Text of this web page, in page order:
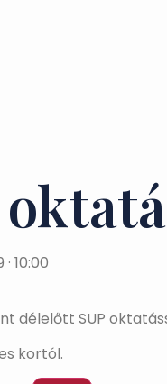
10:00
délelőtt SUP
kortól.